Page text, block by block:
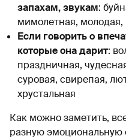
запахам, звукам:
мимолетная, молодая,
Если говорить о
которые она дарит:
праздничная,
суровая, свирепая,
хрустальная
Как можно заметить,
разную эмоциональную